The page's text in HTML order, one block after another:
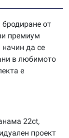
бродиране от
премиум
начин да се
в любимото
е
22ct,
проект